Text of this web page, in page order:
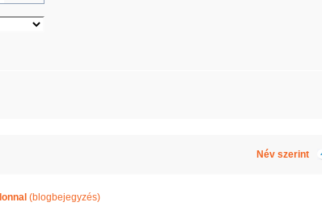
Név szerint
(blogbejegyzés)